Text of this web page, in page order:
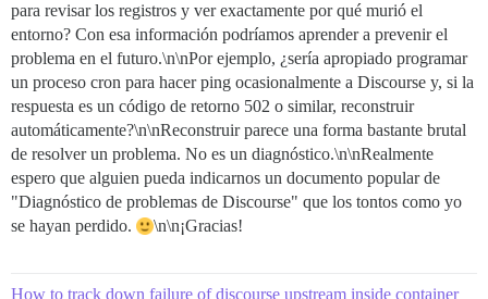
para revisar los registros y ver exactamente por qué murió el
entorno? Con esa información podríamos aprender a prevenir el
problema en el futuro.\n\nPor ejemplo, ¿sería apropiado programar
un proceso cron para hacer ping ocasionalmente a Discourse y, si la
respuesta es un código de retorno 502 o similar, reconstruir
automáticamente?\n\nReconstruir parece una forma bastante brutal
de resolver un problema. No es un diagnóstico.\n\nRealmente
espero que alguien pueda indicarnos un documento popular de
"Diagnóstico de problemas de Discourse" que los tontos como yo
se hayan perdido.
\n\n¡Gracias!
How to track down failure of discourse upstream inside container